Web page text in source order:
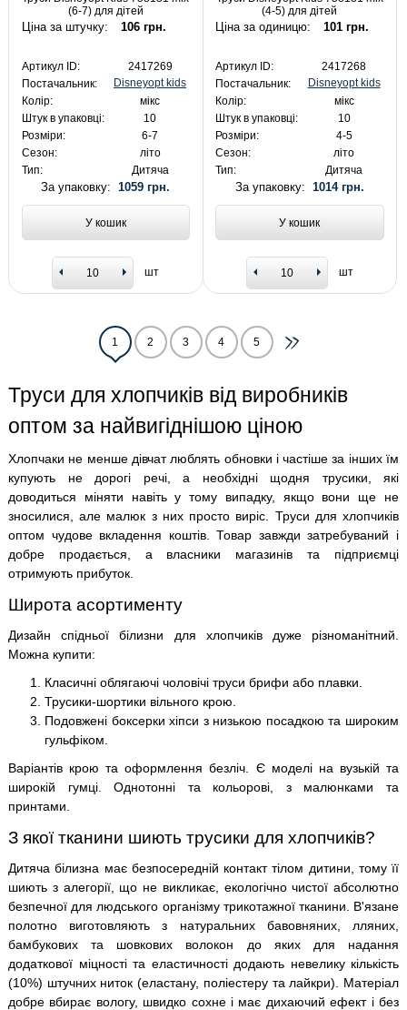
(6-7) для дітей
Ціна за штучку: 106 грн.
Артикул ID:
2417269
Постачальник:
Disneyopt kids
Колір:
мікс
Штук в упаковці:
10
Розміри:
6-7
Сезон:
літо
Тип:
Дитяча
За упаковку:1059 грн.
У кошик
шт
(4-5) для дітей
Ціна за одиницю: 101 грн.
Артикул ID:
2417268
Постачальник:
Disneyopt kids
Колір:
мікс
Штук в упаковці:
10
Розміри:
4-5
Сезон:
літо
Тип:
Дитяча
За упаковку: 1014 грн.
У кошик
шт
1 2 3 4 5
Труси для хлопчиків від виробників
оптом за найвигіднішою ціною
Хлопчаки не менше дівчат люблять обновки і частіше за інших їм
купують не дорогі речі, а необхідні щодня трусики, які
доводиться міняти навіть у тому випадку, якщо вони ще не
зносилися, але малюк з них просто виріс. Труси для хлопчиків
оптом чудове вкладення коштів. Товар завжди затребуваний і
добре продається, а власники магазинів та підприємці
отримують прибуток.
Широта асортименту
Дизайн спідньої білизни для хлопчиків дуже різноманітний.
Можна купити:
Класичні облягаючі чоловічі труси брифи або плавки.
Трусики-шортики вільного крою.
Подовжені боксерки хіпси з низькою посадкою та широким
гульфіком.
Варіантів крою та оформлення безліч. Є моделі на вузькій та
широкій гумці. Однотонні та кольорові, з малюнками та
принтами.
З якої тканини шиють трусики для хлопчиків?
Дитяча білизна має безпосередній контакт тілом дитини, тому її
шиють з алегорії, що не викликає, екологічно чистої абсолютно
безпечної для людського організму трикотажної тканини. В'язане
полотно виготовляють з натуральних бавовняних, лляних,
бамбукових та шовкових волокон до яких для надання
додаткової міцності та еластичності додають невелику кількість
(10%) штучних ниток (еластану, поліестеру та лайкри). Матеріал
добре вбирає вологу, швидко сохне і має дихаючий ефект і без